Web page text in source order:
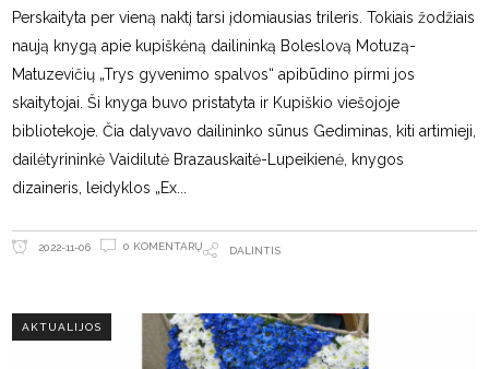
Perskaityta per vieną naktį tarsi įdomiausias trileris. Tokiais žodžiais
naują knygą apie kupiškėną dailininką Boleslovą Motuzą-
Matuzevičių „Trys gyvenimo spalvos“ apibūdino pirmi jos
skaitytojai. Ši knyga buvo pristatyta ir Kupiškio viešojoje
bibliotekoje. Čia dalyvavo dailininko sūnus Gediminas, kiti artimieji,
dailėtyrininkė Vaidilutė Brazauskaitė-Lupeikienė, knygos
dizaineris, leidyklos „Ex
2022-11-06 0 KOMENTARŲ DALINTIS
AKTUALIJOS